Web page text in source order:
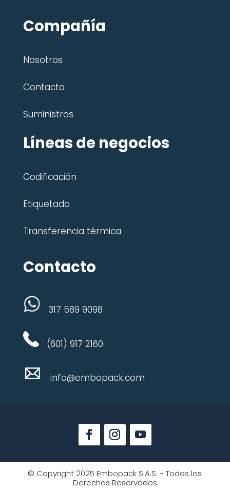
Compañía
Nosotros
Contacto
Suministros
Líneas de negocios
Codificación
Etiquetado
Transferencia térmica
Contacto
317 589 9098
(601) 917 2160
info@embopack.com
© Copyright 2025 Embopack S.A.S. - Todos los
Derechos Reservados